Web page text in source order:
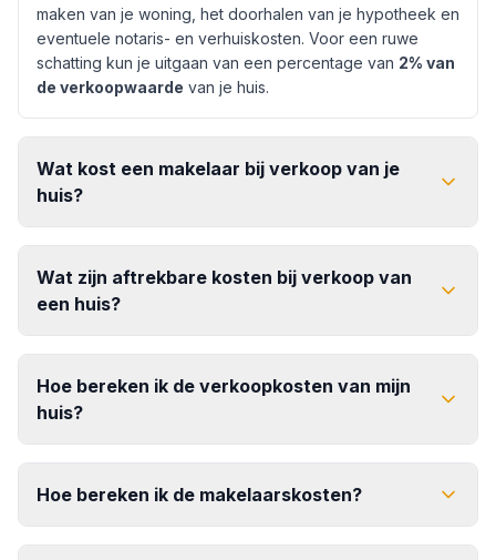
maken van je woning, het doorhalen van je hypotheek en
eventuele notaris- en verhuiskosten. Voor een ruwe
schatting kun je uitgaan van een percentage van 2% van
de verkoopwaarde van je huis.
Wat kost een makelaar bij verkoop van je
huis?
Wat een makelaar kost bij verkoop van je huis
Wat zijn aftrekbare kosten bij verkoop van
een huis?
aftrekbare kosten bij de verkoop van een
huis
Hoe bereken ik de verkoopkosten van mijn
huis?
Hoe bereken ik de makelaarskosten?